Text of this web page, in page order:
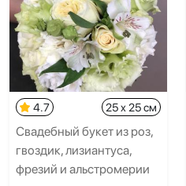
4.7 25 x 25 см
Свадебный букет из роз,
гвоздик, лизиантуса,
фрезий и альстромерии